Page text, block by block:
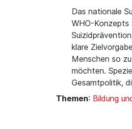
Das nationale
WHO-Konzepts
klare
Menschen so
möchten.
Gesamtpolitik,
Themen: Bildung